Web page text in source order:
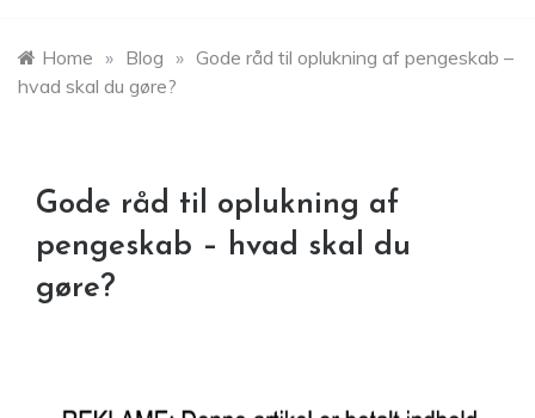
Home » Blog » Gode råd til oplukning af pengeskab –
hvad skal du gøre?
Gode råd til oplukning af
pengeskab – hvad skal du
gøre?